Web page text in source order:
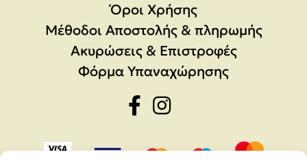
Όροι Χρήσης
Μέθοδοι Αποστολής & πληρωμής
Ακυρώσεις & Επιστροφές
Φόρμα Υπαναχώρησης